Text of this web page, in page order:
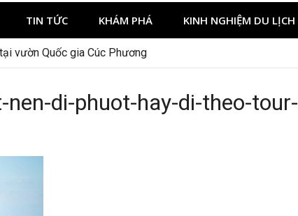
TIN TỨC KHÁM PHÁ KINH NGHIỆM DU LỊCH
Nên đi tour hay tự túc tiết kiệm hơn
vườn Quốc gia Cúc Phương
di-phuot-hay-di-theo-tour-